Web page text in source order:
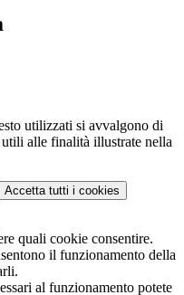
utilizzati si avvalgono di
alle finalità illustrate nella
Accetta tutti i cookies
quali cookie consentire.
il funzionamento della
al funzionamento potete